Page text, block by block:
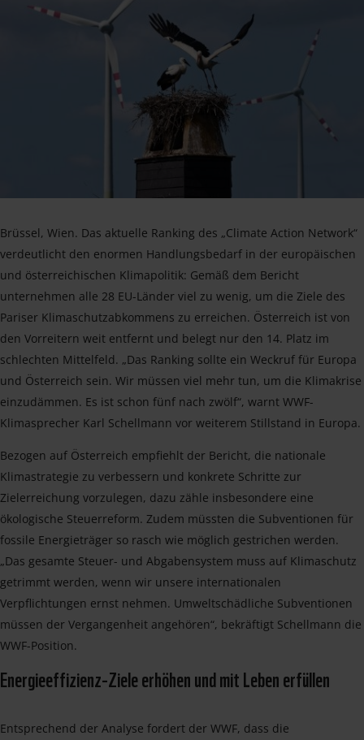
Brüssel, Wien. Das aktuelle Ranking des „Climate Action Network“
verdeutlicht den enormen Handlungsbedarf in der europäischen
und österreichischen Klimapolitik: Gemäß dem Bericht
unternehmen alle 28 EU-Länder viel zu wenig, um die Ziele des
Pariser Klimaschutzabkommens zu erreichen. Österreich ist von
den Vorreitern weit entfernt und belegt nur den 14. Platz im
schlechten Mittelfeld. „Das Ranking sollte ein Weckruf für Europa
und Österreich sein. Wir müssen viel mehr tun, um die Klimakrise
einzudämmen. Es ist schon fünf nach zwölf“, warnt WWF-
Klimasprecher Karl Schellmann vor weiterem Stillstand in Europa.
Bezogen auf Österreich empfiehlt der Bericht, die nationale
Klimastrategie zu verbessern und konkrete Schritte zur
Zielerreichung vorzulegen, dazu zähle insbesondere eine
ökologische Steuerreform. Zudem müssten die Subventionen für
fossile Energieträger so rasch wie möglich gestrichen werden.
„Das gesamte Steuer- und Abgabensystem muss auf Klimaschutz
getrimmt werden, wenn wir unsere internationalen
Verpflichtungen ernst nehmen. Umweltschädliche Subventionen
müssen der Vergangenheit angehören“, bekräftigt Schellmann die
WWF-Position.
Energieeffizienz-Ziele erhöhen und mit Leben erfüllen
Entsprechend der Analyse fordert der WWF, dass die